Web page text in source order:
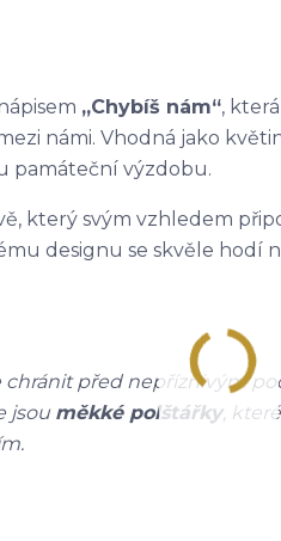
„Chybíš nám“,
námi. Vhodná jako
památeční výzdobu.
který svým vzhledem
designu se skvěle hodí
před nepříznivým
jsou měkké polštářky,